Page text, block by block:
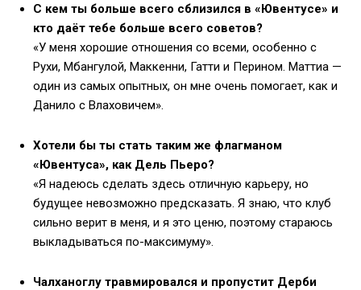
С кем ты больше всего сблизился в «Ювентусе» и
кто даёт тебе больше всего советов?
«У меня хорошие отношения со всеми, особенно с
Рухи, Мбангулой, Маккенни, Гатти и Перином. Маттиа —
один из самых опытных, он мне очень помогает, как и
Данило с Влаховичем».
Хотели бы ты стать таким же флагманом
«Ювентуса», как Дель Пьеро?
«Я надеюсь сделать здесь отличную карьеру, но
будущее невозможно предсказать. Я знаю, что клуб
сильно верит в меня, и я это ценю, поэтому стараюсь
выкладываться по-максимуму».
Чалханоглу травмировался и пропустит Дерби